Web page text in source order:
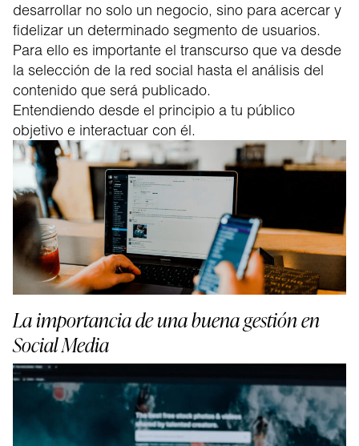
desarrollar no solo un negocio, sino para acercar y
fidelizar un determinado segmento de usuarios.
Para ello es importante el transcurso que va desde
la selección de la red social hasta el análisis del
contenido que será publicado.
Entendiendo desde el principio a tu público
objetivo e interactuar con él.
La importancia de una buena gestión en
Social Media